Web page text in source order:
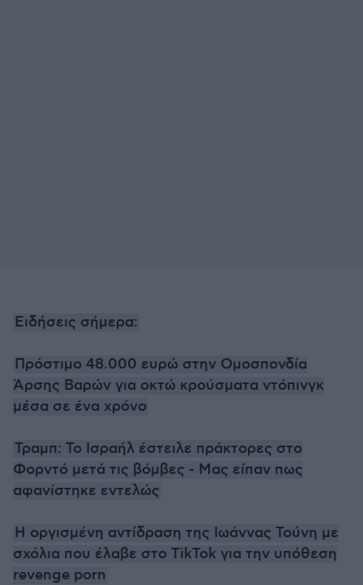
Ειδήσεις σήμερα:
Πρόστιμο 48.000 ευρώ στην Ομοσπονδία
Άρσης Βαρών για οκτώ κρούσματα ντόπινγκ
μέσα σε ένα χρόνο
Τραμπ: Το Ισραήλ έστειλε πράκτορες στο
Φορντό μετά τις βόμβες - Μας είπαν πως
αφανίστηκε εντελώς
Η οργισμένη αντίδραση της Ιωάννας Τούνη με
σχόλια που έλαβε στο TikTok για την υπόθεση
revenge porn